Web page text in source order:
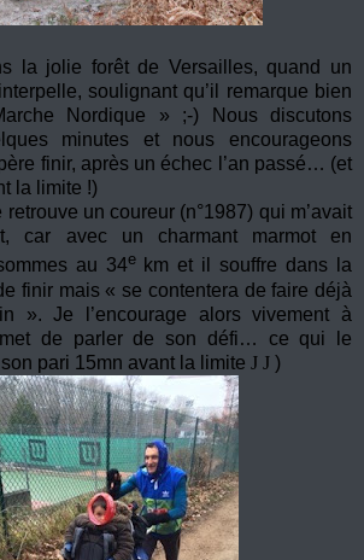
la jolie forêt de Versailles, quand un
soulignant qu’il remarque bien
Nordique » ;-) Nous discutons
minutes et nous encourageons
finir, après un échec l’an passé… (et
la limite !)
un coureur (n°1987) qui m’avait
car avec un charmant marmot en
au 34ekm et il souffre dans la
finir mais « se contentera de faire déjà
». Je l’encourage alors vivement à
de parler de son défi… ce qui le
pari 15mn avant la limite J J )